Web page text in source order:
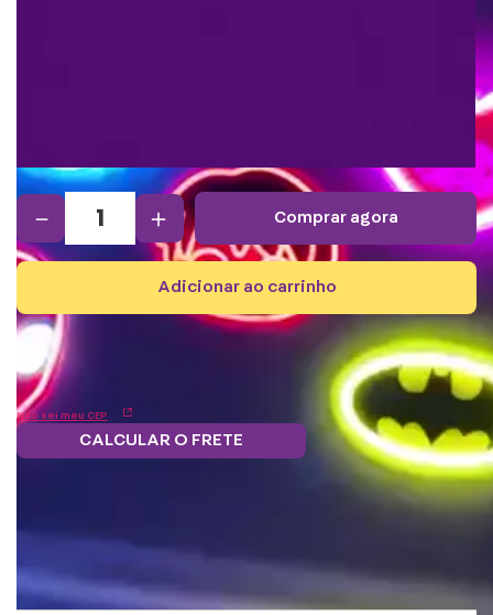
＋
－ comprar agora
adicionar ao carrinho
Não sei meu CEP
CALCULAR O FRETE